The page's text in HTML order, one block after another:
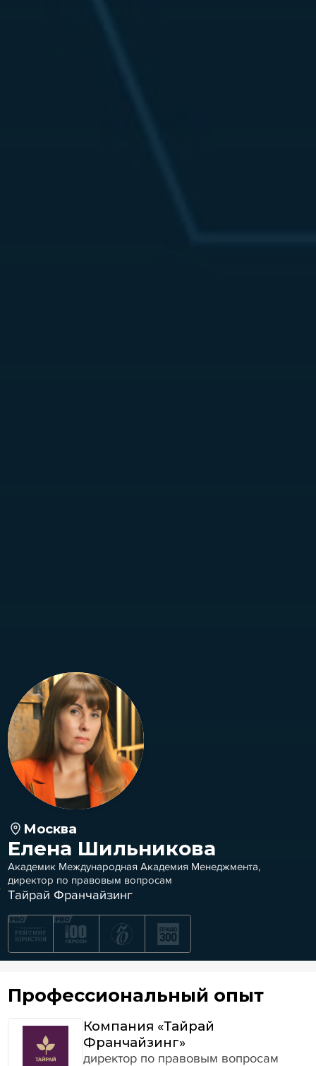
Москва
Елена Шильникова
Академик Международная Академия Менеджмента,
директор по правовым вопросам
Тайрай Франчайзинг
Профессиональный опыт
Компания «Тайрай
Франчайзинг»
директор по правовым вопросам